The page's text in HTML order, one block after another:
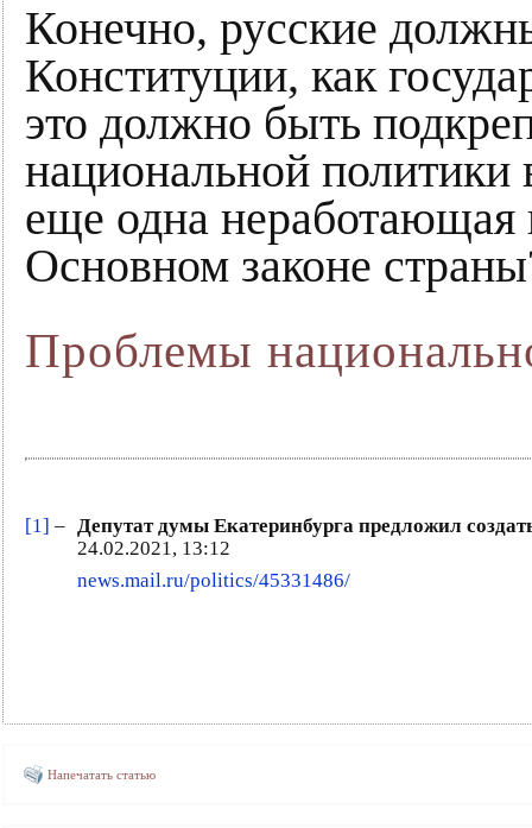
Конечно, русские
Конституции, как
это должно быть
национальной политики
еще одна неработающая
Основном законе
Проблемы
[1] – Депутат думы Екатеринбурга предложил
24.02.2021, 13:12
news.mail.ru/politics/45331486/
Напечатать статью